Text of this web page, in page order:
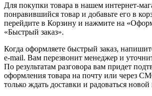
Для покупки товара в нашем интернет-
понравившийся товар и добавьте его в
перейдите в Корзину и нажмите на
«Быстрый заказ».
Когда оформляете быстрый заказ,
e-mail. Вам перезвонит менеджер и
По результатам разговора вам придет
оформления товара на почту или через
только ждать доставки и радоваться